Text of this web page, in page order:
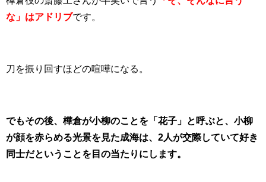
な」はアドリブです。
刀を振り回すほどの喧嘩になる。
でもその後、樺倉が小柳のことを「花子」と呼ぶと、小柳
が顔を赤らめる光景を見た成海は、2人が交際していて好き
同士だということを目の当たりにします。